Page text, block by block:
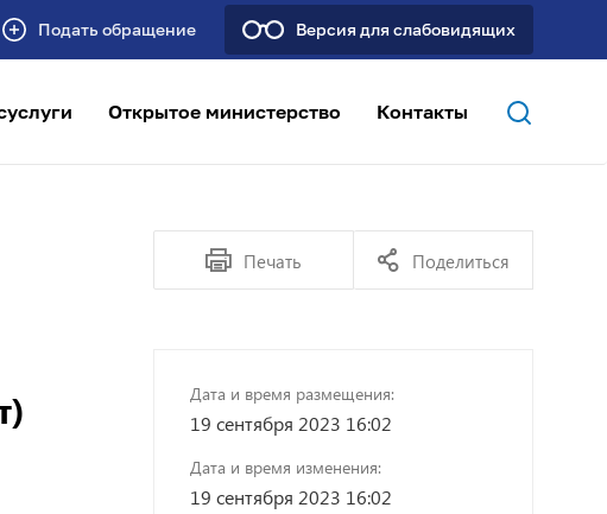
Подать обращение Версия для слабовидящих
Открытое министерство Контакты
Печать Поделиться
Дата и время размещения:
19 сентября 2023 16:02
Дата и время изменения:
19 сентября 2023 16:02